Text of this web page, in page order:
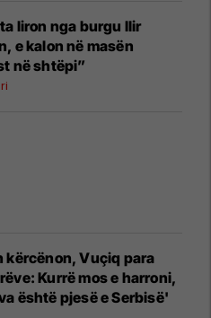
liron nga burgu Ilir
e kalon në masën
në shtëpi”
kërcënon, Vuçiq para
Kurrë mos e harroni,
është pjesë e Serbisë'